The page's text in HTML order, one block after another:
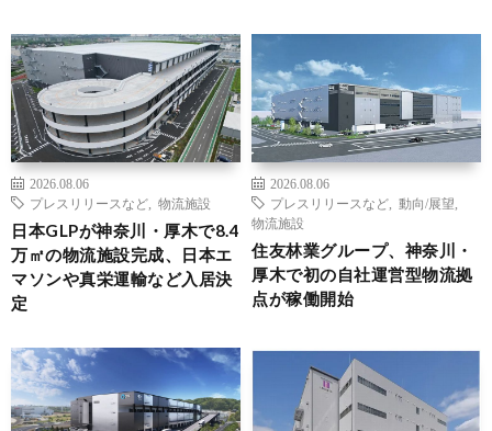
2026.08.06
プレスリリースなど
物流施設
日本GLPが神奈川・厚木で8.4
万㎡の物流施設完成、日本エ
マソンや真栄運輸など入居決
定
2026.08.06
プレスリリースなど
動向/展望
物流施設
住友林業グループ、神奈川・
厚木で初の自社運営型物流拠
点が稼働開始